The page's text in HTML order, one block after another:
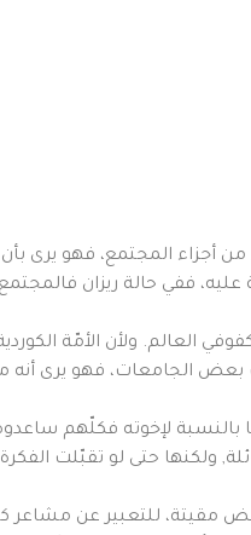
من أجزاء المجتمع، فهو يرى
ففي حالة ريزان
العالم. ولأن الأمّة
الجامعات، فهو يرى أنه
لإخوته فكلّهم
ولكنها حتى لو تقبّلت
للتعبير عن مشاعر كره